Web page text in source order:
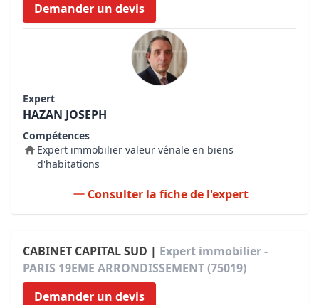
Demander un devis
Expert
HAZAN JOSEPH
Compétences
Expert immobilier valeur vénale en biens
d'habitations
Consulter la fiche de l'expert
CABINET CAPITAL SUD | Expert immobilier -
PARIS 19EME ARRONDISSEMENT (75019)
Demander un devis